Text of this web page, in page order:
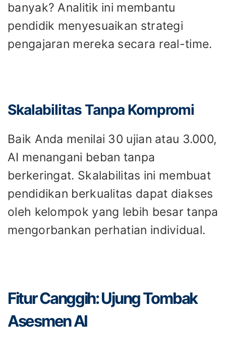
banyak? Analitik ini membantu
pendidik menyesuaikan strategi
pengajaran mereka secara real-time.
Skalabilitas Tanpa Kompromi
Baik Anda menilai 30 ujian atau 3.000,
AI menangani beban tanpa
berkeringat. Skalabilitas ini membuat
pendidikan berkualitas dapat diakses
oleh kelompok yang lebih besar tanpa
mengorbankan perhatian individual.
Fitur Canggih: Ujung Tombak
Asesmen AI